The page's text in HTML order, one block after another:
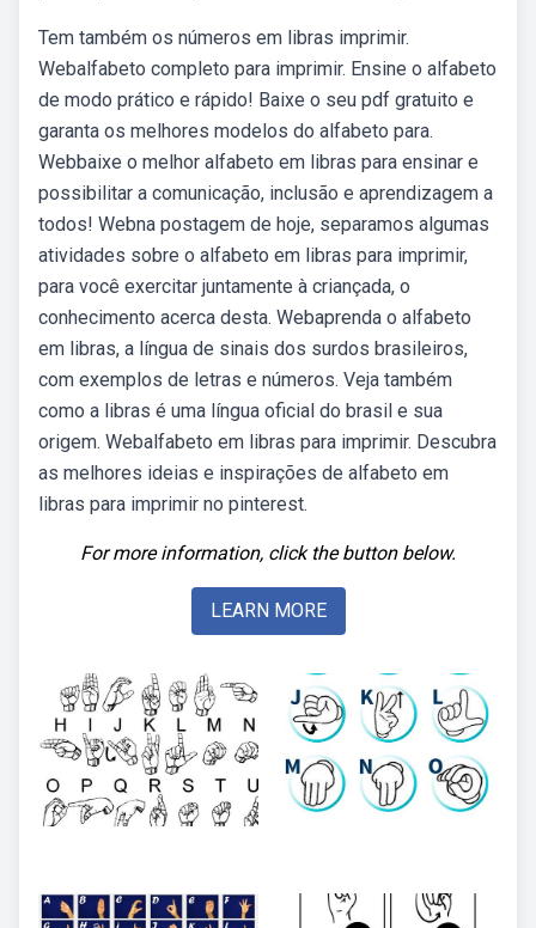
Tem também os números em libras imprimir.
Webalfabeto completo para imprimir. Ensine o alfabeto
de modo prático e rápido! Baixe o seu pdf gratuito e
garanta os melhores modelos do alfabeto para.
Webbaixe o melhor alfabeto em libras para ensinar e
possibilitar a comunicação, inclusão e aprendizagem a
todos! Webna postagem de hoje, separamos algumas
atividades sobre o alfabeto em libras para imprimir,
para você exercitar juntamente à criançada, o
conhecimento acerca desta. Webaprenda o alfabeto
em libras, a língua de sinais dos surdos brasileiros,
com exemplos de letras e números. Veja também
como a libras é uma língua oficial do brasil e sua
origem. Webalfabeto em libras para imprimir. Descubra
as melhores ideias e inspirações de alfabeto em
libras para imprimir no pinterest.
For more information, click the button below.
LEARN MORE